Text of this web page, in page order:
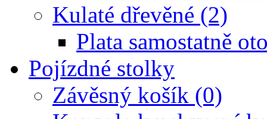
Kulaté dřevěné (2)
Plata samostatně
Pojízdné stolky
Závěsný košík (0)